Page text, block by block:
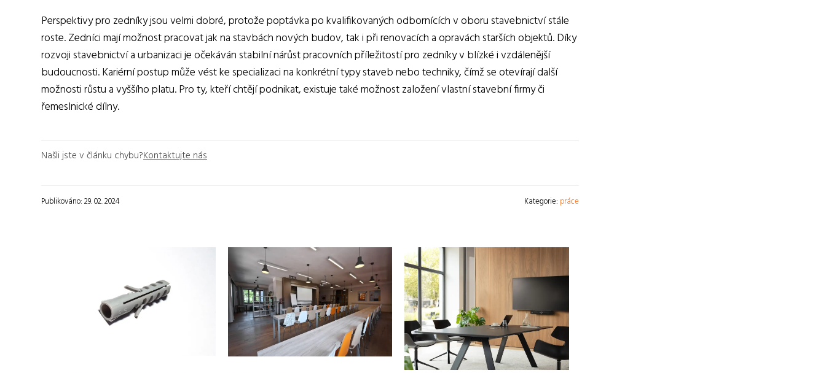
Perspektivy pro zedníky jsou velmi dobré, protože poptávka po kvalifikovaných odbornících v oboru stavebnictví stále
roste. Zedníci mají možnost pracovat jak na stavbách nových budov, tak i při renovacích a opravách starších objektů. Díky
rozvoji stavebnictví a urbanizaci je očekáván stabilní nárůst pracovních příležitostí pro zedníky v blízké i vzdálenější
budoucnosti. Kariérní postup může vést ke specializaci na konkrétní typy staveb nebo techniky, čímž se otevírají další
možnosti růstu a vyššího platu. Pro ty, kteří chtějí podnikat, existuje také možnost založení vlastní stavební firmy či
řemeslnické dílny.
Našli jste v článku chybu?Kontaktujte nás
Publikováno: 29. 02. 2024 Kategorie: práce